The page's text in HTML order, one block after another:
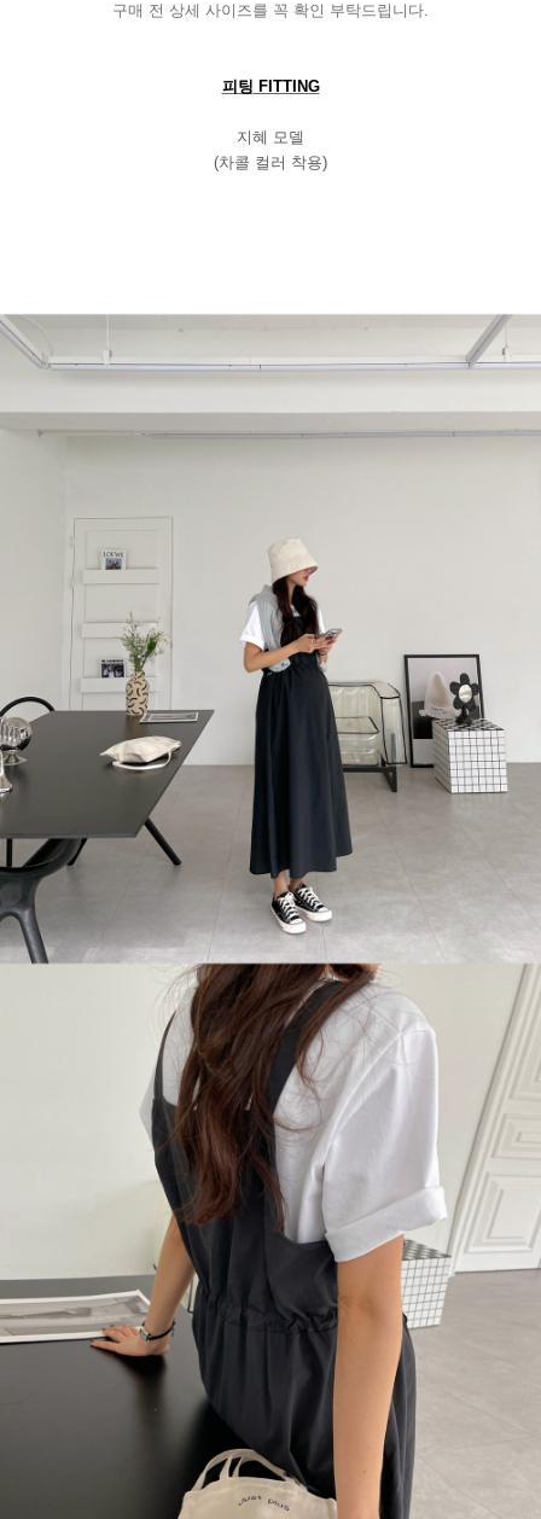
구매 전 상세 사이즈를 꼭 확인 부탁드립니다.
피팅 FITTING
지혜 모델
(차콜 컬러 착용)